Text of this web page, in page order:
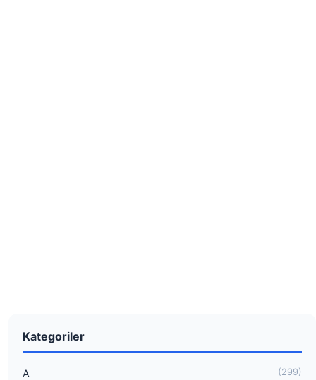
Kategoriler
A (299)